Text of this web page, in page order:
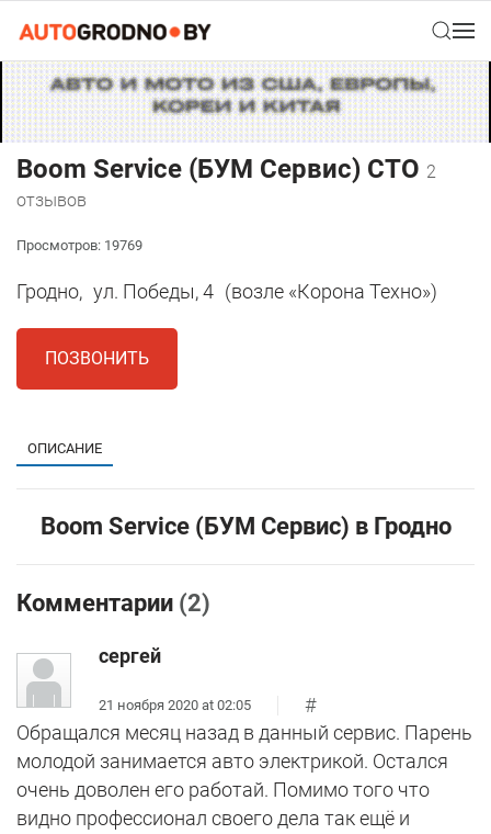
Boom Service (БУМ Сервис) СТО 2
отзывов
Просмотров: 19769
Гродно, ул. Победы, 4 (возле «Корона Техно»)
ПОЗВОНИТЬ
ОПИСАНИЕ
Boom Service (БУМ Сервис) в Гродно
Комментарии (2)
сергей
21 ноября 2020 at 02:05
#
Обращался месяц назад в данный сервис. Парень
молодой занимается авто электрикой. Остался
очень доволен его работай. Помимо того что
видно профессионал своего дела так ещё и